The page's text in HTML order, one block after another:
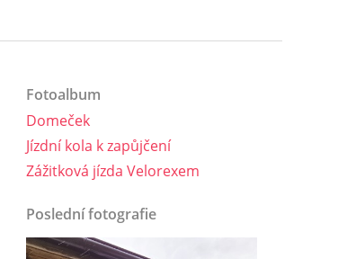
Fotoalbum
Domeček
Jízdní kola k zapůjčení
Zážitková jízda Velorexem
Poslední fotografie